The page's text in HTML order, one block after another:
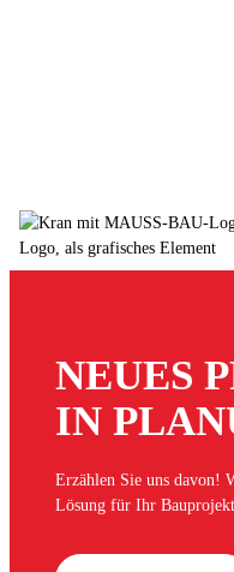
NEUES
IN
Erzählen Sie uns davon!
Lösung für Ihr